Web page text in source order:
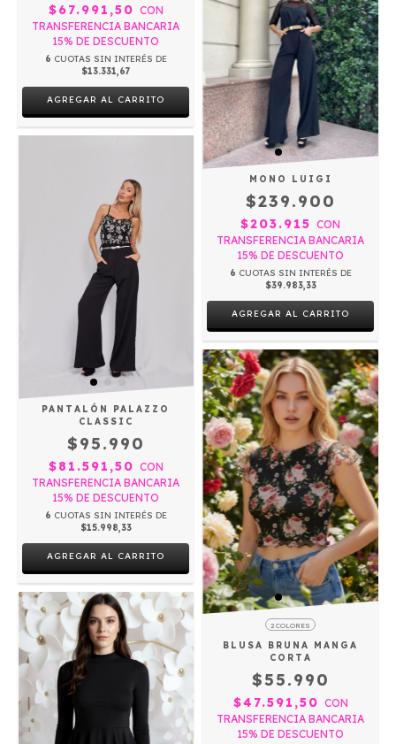
$67.991,50 CON
TRANSFERENCIA BANCARIA
15% DE DESCUENTO
6 CUOTAS SIN INTERÉS DE
$13.331,67
AGREGAR AL CARRITO
PANTALÓN PALAZZO
CLASSIC
$95.990
$81.591,50 CON
TRANSFERENCIA BANCARIA
15% DE DESCUENTO
6 CUOTAS SIN INTERÉS DE
$15.998,33
AGREGAR AL CARRITO
MONO LUIGI
$239.900
$203.915 CON
TRANSFERENCIA BANCARIA
15% DE DESCUENTO
6 CUOTAS SIN INTERÉS DE
$39.983,33
AGREGAR AL CARRITO
2 COLORES
BLUSA BRUNA MANGA
CORTA
$55.990
$47.591,50 CON
TRANSFERENCIA BANCARIA
15% DE DESCUENTO